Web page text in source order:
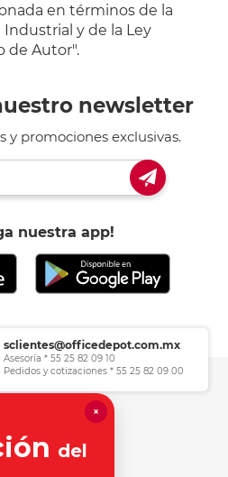
en términos de la
y de la Ley
de Autor".
newsletter
y promociones exclusivas.
nuestra app!
sclientes@officedepot.com.mx
Asesoría * 55 25 82 09 10
Pedidos y cotizaciones * 55 25 82 09 00
×
del